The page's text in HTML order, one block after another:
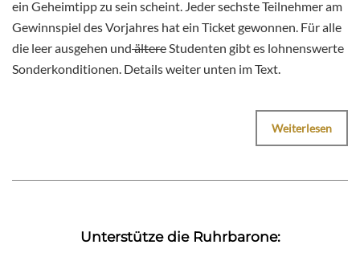
ein Geheimtipp zu sein scheint. Jeder sechste Teilnehmer am
Gewinnspiel des Vorjahres hat ein Ticket gewonnen. Für alle
die leer ausgehen undältereStudenten gibt es lohnenswerte
Sonderkonditionen. Details weiter unten im Text.
Weiterlesen
Unterstütze die Ruhrbarone: